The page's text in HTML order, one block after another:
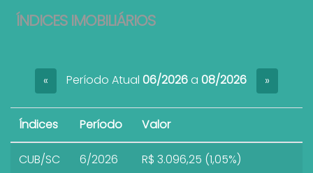
ÍNDICES IMOBILIÁRIOS
« Período Atual 06/2026a 08/2026 »
Índices Período Valor
CUB/SC 6/2026 R$ 3.096,25 (1,05%)